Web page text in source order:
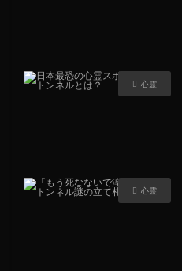
心霊
心霊